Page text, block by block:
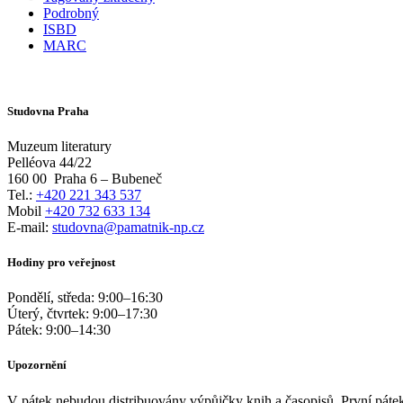
Podrobný
ISBD
MARC
Studovna Praha
Muzeum literatury
Pelléova 44/22
160 00 Praha 6 – Bubeneč
Tel.: +420 221 343 537
Mobil +420 732 633 134
E-mail: studovna@pamatnik-np.cz
Hodiny pro veřejnost
Pondělí, středa: 9:00–16:30
Úterý, čtvrtek: 9:00–17:30
Pátek: 9:00–14:30
Upozornění